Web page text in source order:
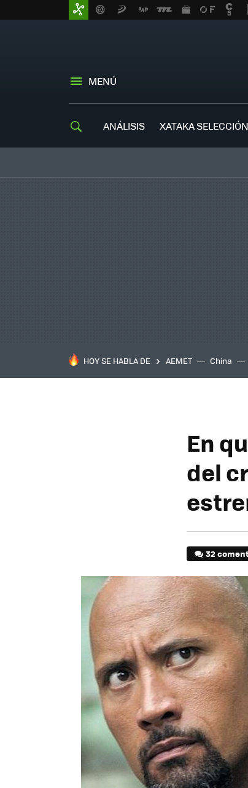
MENÚ
ANÁLISIS XATAKA SELECCIÓN
HOY SE HABLA DE AEMET China
En
del
32